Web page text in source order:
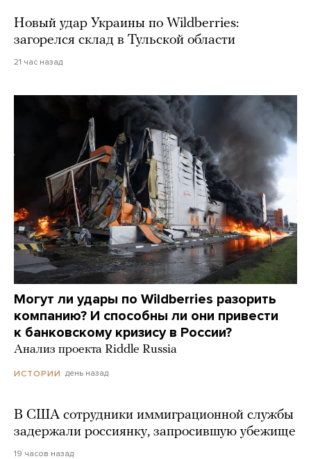
Новый удар Украины по Wildberries:
загорелся склад в Тульской области
21 час назад
Могут ли удары по Wildberries разорить
компанию? И способны ли они привести
к банковскому кризису в России?
Анализ проекта Riddle Russia
ИСТОРИИ день назад
В США сотрудники иммиграционной службы
задержали россиянку, запросившую убежище
19 часов назад